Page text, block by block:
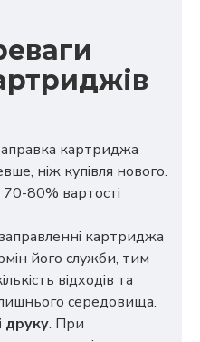
картриджа
ніж купівля нового.
80% вартості
картриджа
його служби, тим
відходів та
середовища.
друку. При